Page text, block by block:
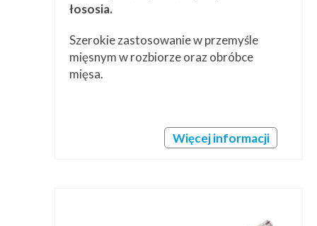
łososia.
Szerokie zastosowanie w przemyśle
mięsnym w rozbiorze oraz obróbce
mięsa.
Więcej informacji